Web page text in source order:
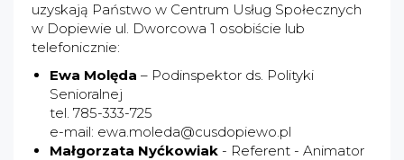
uzyskają Państwo w Centrum Usług Społecznych
w Dopiewie ul. Dworcowa 1 osobiście lub
telefonicznie:
Ewa Molęda – Podinspektor ds. Polityki
Senioralnej
tel. 785-333-725
e-mail: ewa.moleda@cusdopiewo.pl
Małgorzata Nyćkowiak - Referent - Animator